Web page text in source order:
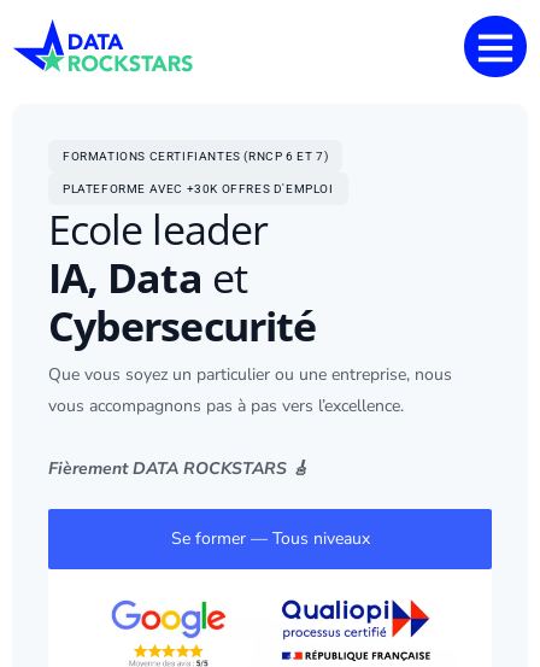
FORMATIONS CERTIFIANTES (RNCP 6 ET 7)
PLATEFORME AVEC +30K OFFRES D'EMPLOI
Ecole leader
IA, Data et
Cybersecurité
Que vous soyez un particulier ou une entreprise, nous
vous accompagnons pas à pas vers l’excellence.
Fièrement DATA ROCKSTARS 🎸
Se former — Tous niveaux